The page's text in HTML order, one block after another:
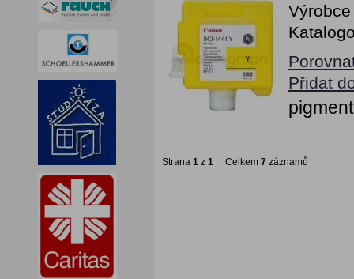
Přidat
Strana 1 z 1 Celkem 7 záznamů